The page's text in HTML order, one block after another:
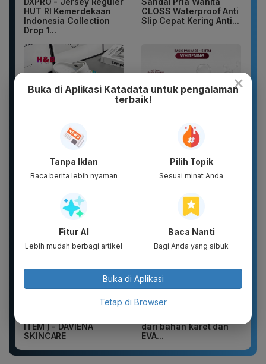
HUT RI Kemerdekaan
Indonesia Collection
Drop 1...
CLOSS Waterproof Anti
Slip Cepat Kering Anti...
sandal pria terbaru.
Motif kartun berpendar.
Puragen hybrid-XT ( 5
ITEM ) - DAVIENA
Complete Package -
ITEM ) - DAVIENA
SKINCARE
Sandal Baim unisex
dari bahan karet dan
EVA...
×
Buka di Aplikasi Katadata untuk pengalaman
terbaik!
Tanpa Iklan
Baca berita lebih nyaman
Pilih Topik
Sesuai minat Anda
Fitur AI
Lebih mudah berbagi artikel
Baca Nanti
Bagi Anda yang sibuk
Buka di Aplikasi
Tetap di Browser